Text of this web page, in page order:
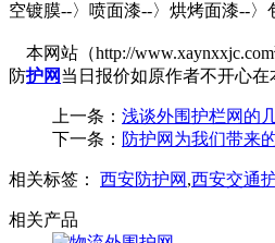
空镀膜--〉喷面漆--〉烘烤面漆--〉
本网站（http://
防护网当日报价如原作者不开心
上一条： 浅谈外围护栏网的
下一条： 防护网为我们带来
相关标签： 西安防护网 ,西安交通
相关产品